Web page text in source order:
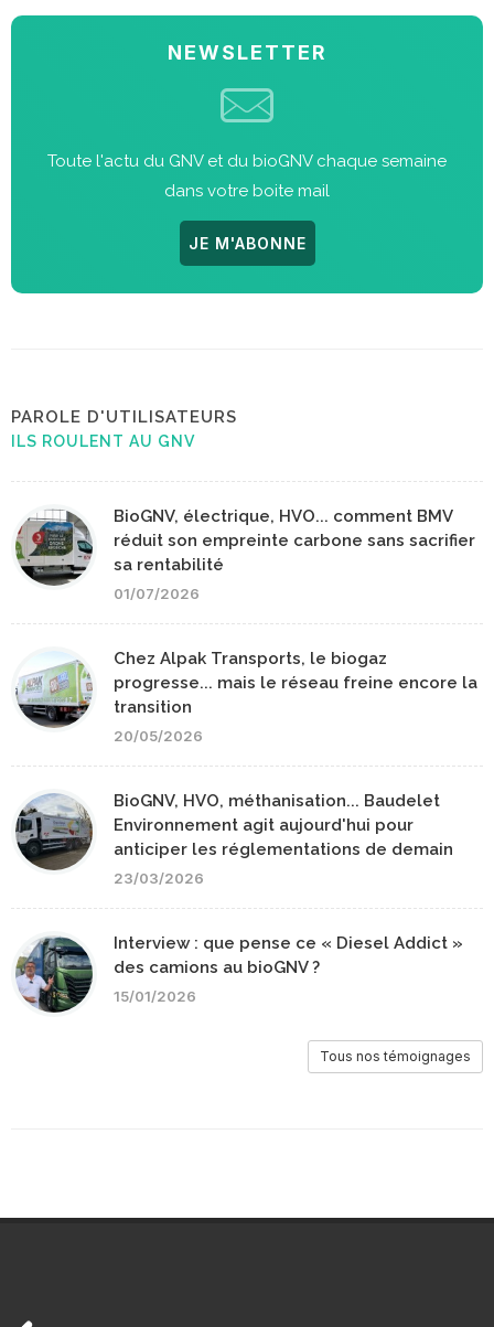
NEWSLETTER
Toute l'actu du GNV et du bioGNV chaque semaine
dans votre boite mail
JE M'ABONNE
PAROLE D'UTILISATEURS
ILS ROULENT AU GNV
BioGNV, électrique, HVO... comment BMV
réduit son empreinte carbone sans sacrifier
sa rentabilité
01/07/2026
Chez Alpak Transports, le biogaz
progresse... mais le réseau freine encore la
transition
20/05/2026
BioGNV, HVO, méthanisation... Baudelet
Environnement agit aujourd'hui pour
anticiper les réglementations de demain
23/03/2026
Interview : que pense ce « Diesel Addict »
des camions au bioGNV ?
15/01/2026
Tous nos témoignages